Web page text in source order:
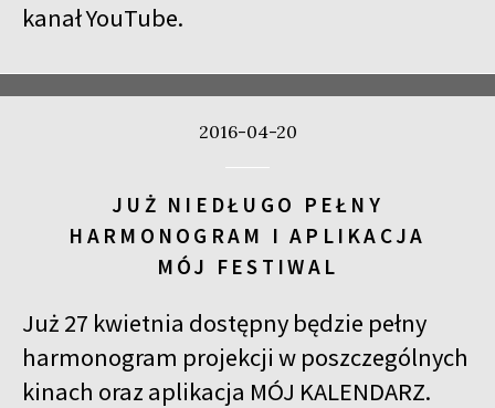
kanałYouTube.
2016-04-20
JUŻ NIEDŁUGO PEŁNY
HARMONOGRAM I APLIKACJA
MÓJ FESTIWAL
Już 27 kwietnia dostępny będzie pełny
harmonogram projekcji w poszczególnych
kinach oraz aplikacja MÓJ KALENDARZ.